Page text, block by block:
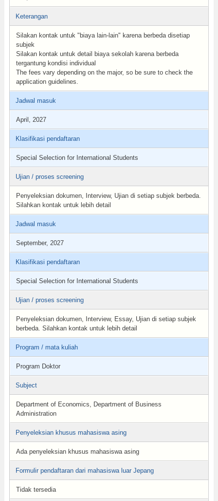
Keterangan
Silakan kontak untuk "biaya lain-lain" karena berbeda disetiap
subjek
Silakan kontak untuk detail biaya sekolah karena berbeda
tergantung kondisi individual
The fees vary depending on the major, so be sure to check the
application guidelines.
Jadwal masuk
April, 2027
Klasifikasi pendaftaran
Special Selection for International Students
Ujian / proses screening
Penyeleksian dokumen, Interview, Ujian di setiap subjek berbeda.
Silahkan kontak untuk lebih detail
Jadwal masuk
September, 2027
Klasifikasi pendaftaran
Special Selection for International Students
Ujian / proses screening
Penyeleksian dokumen, Interview, Essay, Ujian di setiap subjek
berbeda. Silahkan kontak untuk lebih detail
Program / mata kuliah
Program Doktor
Subject
Department of Economics, Department of Business
Administration
Penyeleksian khusus mahasiswa asing
Ada penyeleksian khusus mahasiswa asing
Formulir pendaftaran dari mahasiswa luar Jepang
Tidak tersedia